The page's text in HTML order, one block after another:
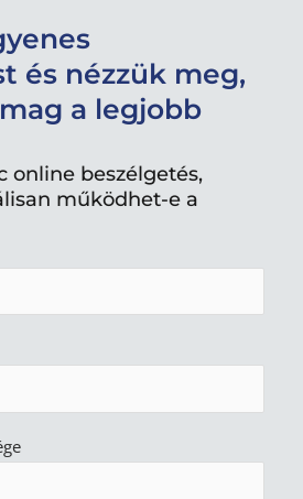
és nézzük meg,
a legjobb
online beszélgetés,
működhet-e a